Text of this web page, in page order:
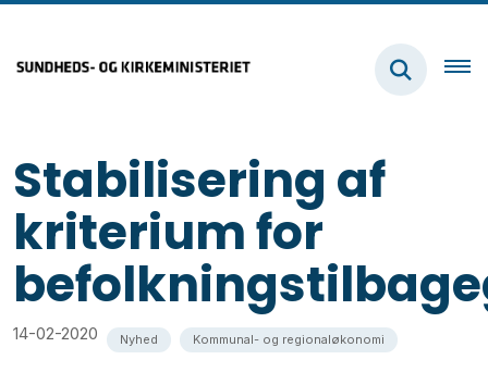
Stabilisering af
kriterium for
14-02-2020 Nyhed Kommunal- og regionaløkonomi